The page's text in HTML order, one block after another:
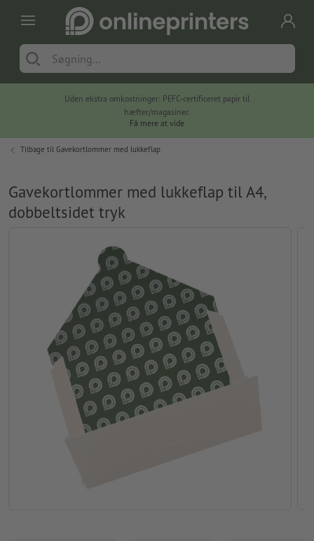
Uden ekstra omkostninger: PEFC-certificeret papir til
hæfter/magasiner.
Få mere at vide
Tilbage til Gavekortlommer med lukkeflap
Gavekortlommer med lukkeflap til A4,
dobbeltsidet tryk